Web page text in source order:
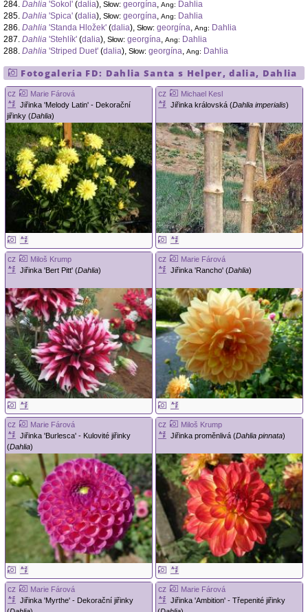
284. Dahlia 'Sokol' (dalia), Słow: georgína, Ang: Dahlia
285. Dahlia 'Spica' (dalia), Słow: georgína, Ang: Dahlia
286. Dahlia 'Standa Hložek' (dalia), Słow: georgína, Ang: Dahlia
287. Dahlia 'Stehlík' (dalia), Słow: georgína, Ang: Dahlia
288. Dahlia 'Striped Duet' (dalia), Słow: georgína, Ang: Dahlia
Fotogaleria FD: Dahlia Santa s Helper,dalia, Dahlia
cz
Marie Fárová
Jiřinka 'Melody Latin' - Dekorační
jiřinky (Dahlia)
cz
Michael Kesl
Jiřinka královská (Dahlia imperialis)
cz
Miloš Krump
Jiřinka 'Bert Pitt' (Dahlia)
cz
Marie Fárová
Jiřinka 'Rancho' (Dahlia)
cz
Marie Fárová
Jiřinka 'Burlesca' - Kulovité jiřinky
(Dahlia)
cz
Miloš Krump
Jiřinka proměnlivá (Dahlia pinnata)
cz
Marie Fárová
Jiřinka 'Myrthe' - Dekorační jiřinky
cz
Marie Fárová
Jiřinka 'Ambition' - Třepenité jiřinky